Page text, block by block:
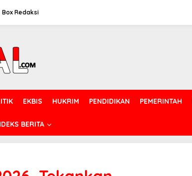
Box Redaksi
EKBIS HUKRIM PENDIDIKAN PEMERINTAH
BERITA